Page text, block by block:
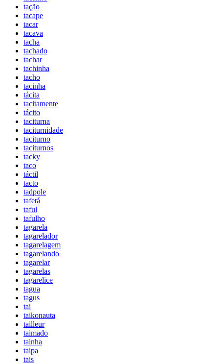
tação
tacape
tacar
tacava
tacha
tachado
tachar
tachinha
tacho
tacinha
tácita
tacitamente
tácito
taciturna
taciturnidade
taciturno
taciturnos
tacky
taco
táctil
tacto
tadpole
tafetá
taful
tafulho
tagarela
tagarelador
tagarelagem
tagarelando
tagarelar
tagarelas
tagarelice
tagua
tagus
tai
taikonauta
tailleur
taimado
tainha
taipa
tais